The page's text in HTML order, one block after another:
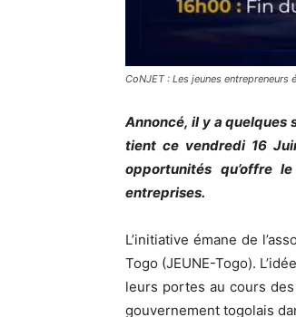
CoNJET : Les jeunes
Annoncé, il y a quelques
tient ce vendredi 16
opportunités qu’offre
entreprises.
L’initiative émane de
Togo (JEUNE-Togo).
leurs portes au cours
gouvernement togolais